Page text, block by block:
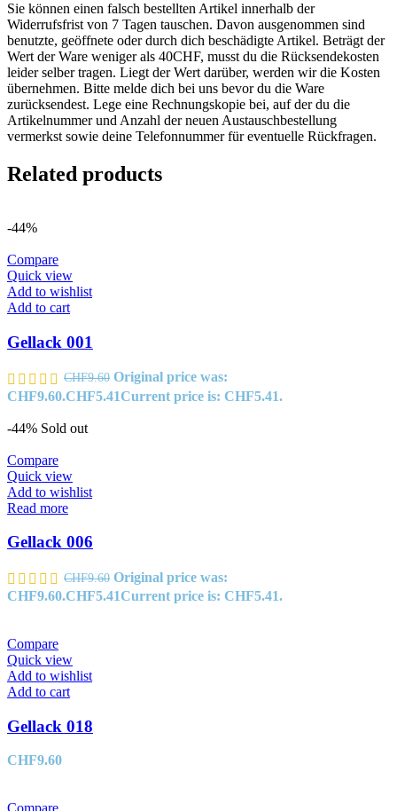
Sie können einen falsch bestellten Artikel innerhalb der
Widerrufsfrist von 7 Tagen tauschen. Davon ausgenommen sind
benutzte, geöffnete oder durch dich beschädigte Artikel. Beträgt der
Wert der Ware weniger als 40CHF, musst du die Rücksendekosten
leider selber tragen. Liegt der Wert darüber, werden wir die Kosten
übernehmen. Bitte melde dich bei uns bevor du die Ware
zurücksendest. Lege eine Rechnungskopie bei, auf der du die
Artikelnummer und Anzahl der neuen Austauschbestellung
vermerkst sowie deine Telefonnummer für eventuelle Rückfragen.
Related products
-44%
Compare
Quick view
Add to wishlist
Add to cart
Gellack 001
CHF9.60 Original price was:
CHF9.60.CHF5.41Current price is: CHF5.41.
-44% Sold out
Compare
Quick view
Add to wishlist
Read more
Gellack 006
CHF9.60 Original price was:
CHF9.60.CHF5.41Current price is: CHF5.41.
Compare
Quick view
Add to wishlist
Add to cart
Gellack 018
CHF9.60